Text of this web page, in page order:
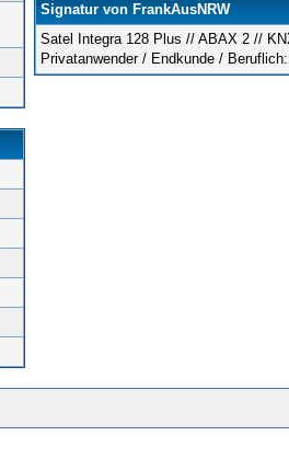
Signatur von FrankAusNRW
Satel Integra 128 Plus // ABAX 2 //
Privatanwender / Endkunde /